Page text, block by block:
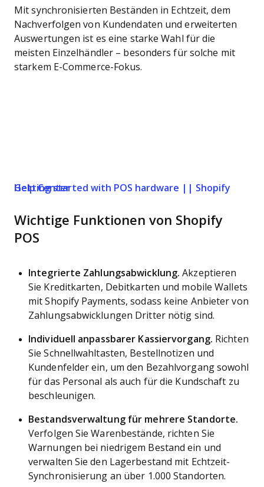
Mit synchronisierten Beständen in Echtzeit, dem
Nachverfolgen von Kundendaten und erweiterten
Auswertungen ist es eine starke Wahl für die
meisten Einzelhändler – besonders für solche mit
starkem E-Commerce-Fokus.
Getting started with POS hardware || Shopify Help Center
Wichtige Funktionen von Shopify
POS
Integrierte Zahlungsabwicklung. Akzeptieren
Sie Kreditkarten, Debitkarten und mobile Wallets
mit Shopify Payments, sodass keine Anbieter von
Zahlungsabwicklungen Dritter nötig sind.
Individuell anpassbarer Kassiervorgang. Richten
Sie Schnellwahltasten, Bestellnotizen und
Kundenfelder ein, um den Bezahlvorgang sowohl
für das Personal als auch für die Kundschaft zu
beschleunigen.
Bestandsverwaltung für mehrere Standorte.
Verfolgen Sie Warenbestände, richten Sie
Warnungen bei niedrigem Bestand ein und
verwalten Sie den Lagerbestand mit Echtzeit-
Synchronisierung an über 1.000 Standorten.